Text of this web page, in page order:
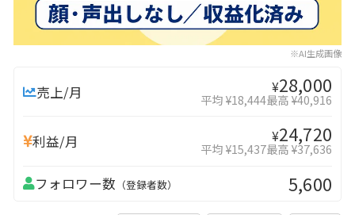
※AI生成画像
売上/月 ¥28,000
平均 ¥18,444最高 ¥40,916
利益/月 ¥24,720
平均 ¥15,437最高 ¥37,636
フォロワー数 （登録者数） 5,600